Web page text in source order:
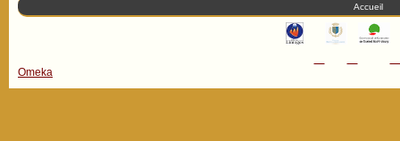
Accueil
Omeka